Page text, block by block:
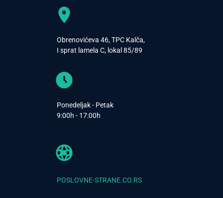
Obrenovićeva 46, TPC Kalča,
I sprat lamela C, lokal 85/89
Ponedeljak - Petak
9:00h - 17:00h
POSLOVNE-STRANE.CO.RS